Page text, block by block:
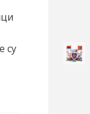
су